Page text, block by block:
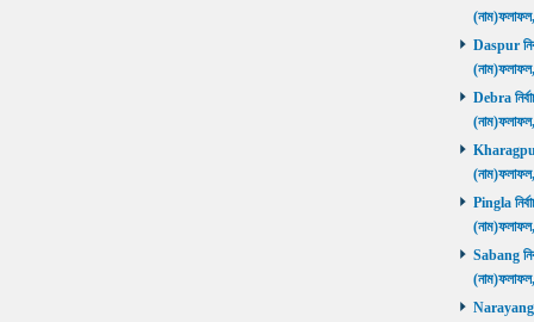
Daspur
Debra
Kharagpur
Pingla
Sabang